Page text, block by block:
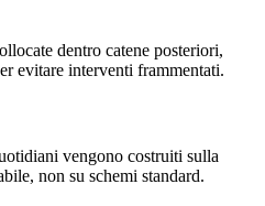
dentro catene posteriori,
evitare interventi frammentati.
vengono costruiti sulla
non su schemi standard.